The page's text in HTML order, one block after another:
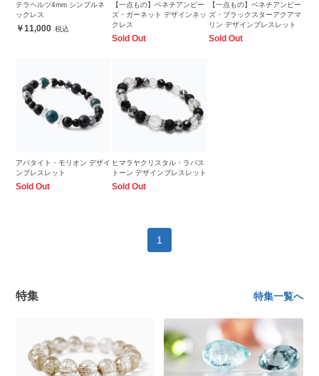
テラヘルツ4mm シンプルネ
ックレス
11,000
【一点もの】ベネチアンビー
ズ・ガーネット デザインネッ
クレス
Sold Out
【一点もの】ベネチアンビー
ズ・ブラックスターアクアマ
リン デザインブレスレット
Sold Out
アパタイト・モリオン デザイ
ンブレスレット
Sold Out
ヒマラヤクリスタル・ラバス
トーン デザインブレスレット
Sold Out
1
特集 特集一覧へ